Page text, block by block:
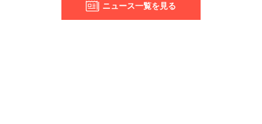
ニュース一覧を見る